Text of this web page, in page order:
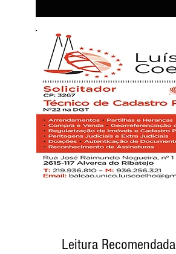
Leitura Recomendada